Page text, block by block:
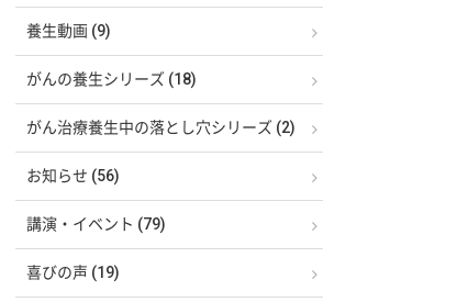
養生動画 (9)
がんの養生シリーズ (18)
がん治療養生中の落とし穴シリーズ (2)
お知らせ (56)
講演・イベント (79)
喜びの声 (19)